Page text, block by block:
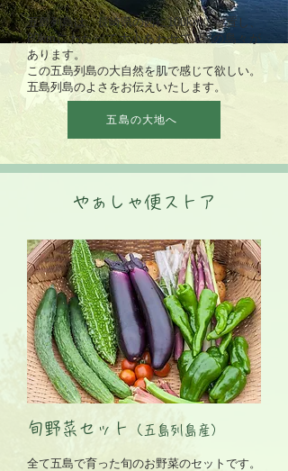
五島列島は、長崎県の西に100kmに位置し、
80kmにわたって大小あわせて152の島々が
あります。
この五島列島の大自然を肌で感じて欲しい。
​五島列島のよさをお伝えいたします。
五島の大地へ
やぁしゃ便ストア
旬野菜セット （五島列島産）
全て五島で育った旬のお野菜のセットです。